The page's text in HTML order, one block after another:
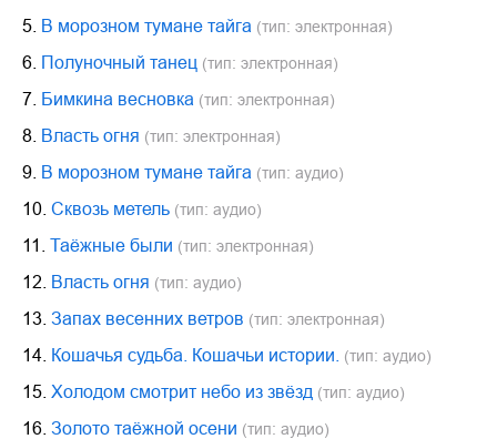
5. В морозном тумане тайга (тип: электронная)
6. Полуночный танец (тип: электронная)
7. Бимкина весновка (тип: электронная)
8. Власть огня (тип: электронная)
9. В морозном тумане тайга (тип: аудио)
10. Сквозь метель (тип: аудио)
11. Таёжные были (тип: электронная)
12. Власть огня (тип: аудио)
13. Запах весенних ветров (тип: электронная)
14. Кошачья судьба. Кошачьи истории. (тип: аудио)
15. Холодом смотрит небо из звёзд (тип: аудио)
16. Золото таёжной осени (тип: аудио)